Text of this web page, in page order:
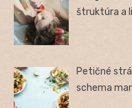
štruktúra a
Petičné
schema